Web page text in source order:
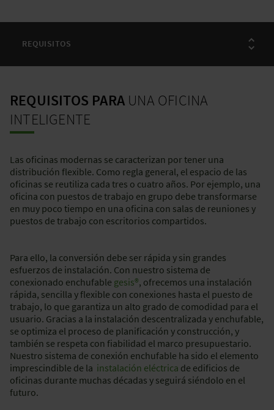
REQUISITOS PARA UNA OFICINA
INTELIGENTE
Las oficinas modernas se caracterizan por tener una
distribución flexible. Como regla general, el espacio de las
oficinas se reutiliza cada tres o cuatro años. Por ejemplo, una
oficina con puestos de trabajo en grupo debe transformarse
en muy poco tiempo en una oficina con salas de reuniones y
puestos de trabajo con escritorios compartidos.
Para ello, la conversión debe ser rápida y sin grandes
esfuerzos de instalación. Con nuestro sistema de
conexionado enchufable gesis®, ofrecemos una instalación
rápida, sencilla y flexible con conexiones hasta el puesto de
trabajo, lo que garantiza un alto grado de comodidad para el
usuario. Gracias a la instalación descentralizada y enchufable,
se optimiza el proceso de planificación y construcción, y
también se respeta con fiabilidad el marco presupuestario.
Nuestro sistema de conexión enchufable ha sido el elemento
imprescindible de la instalación eléctrica de edificios de
oficinas durante muchas décadas y seguirá siéndolo en el
futuro.